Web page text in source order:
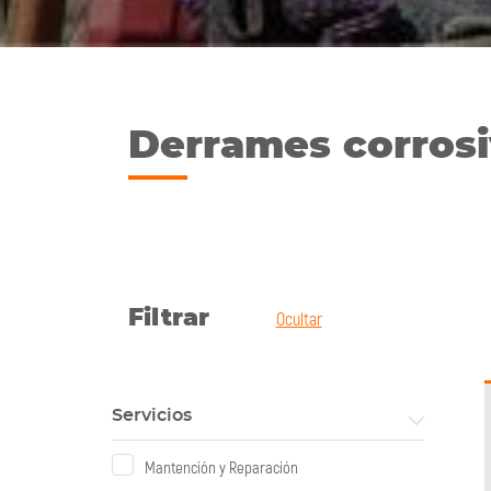
Derrames
Filtrar Ocultar
Servicios
Mantención y Reparación